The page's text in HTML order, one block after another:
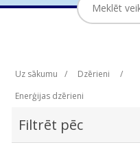
Uz sākumu / Dzērieni /
Enerģijas dzērieni
Filtrēt pēc